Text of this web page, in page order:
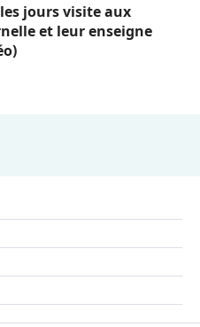
jours visite aux
et leur enseigne